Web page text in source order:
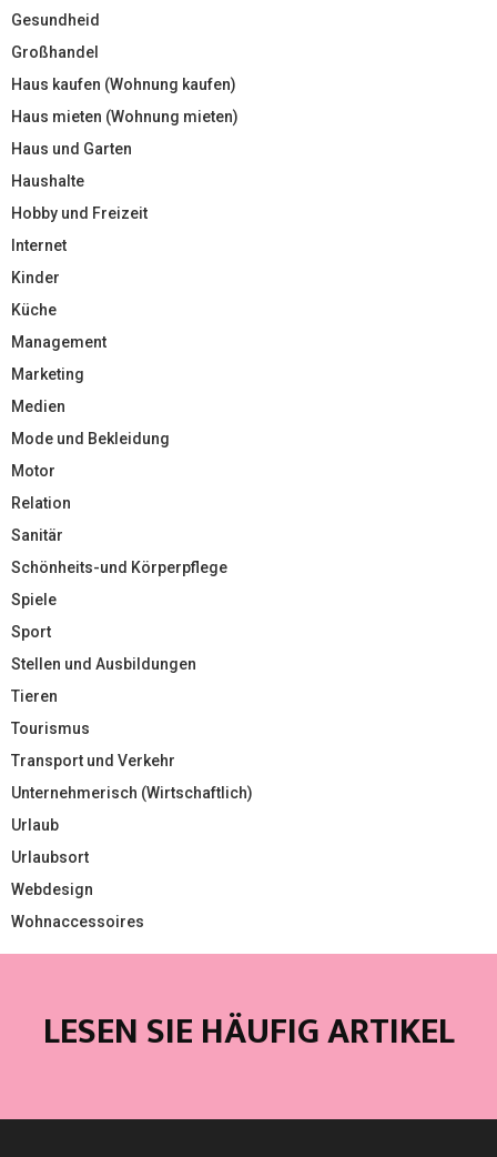
Gesundheid
Großhandel
Haus kaufen (Wohnung kaufen)
Haus mieten (Wohnung mieten)
Haus und Garten
Haushalte
Hobby und Freizeit
Internet
Kinder
Küche
Management
Marketing
Medien
Mode und Bekleidung
Motor
Relation
Sanitär
Schönheits-und Körperpflege
Spiele
Sport
Stellen und Ausbildungen
Tieren
Tourismus
Transport und Verkehr
Unternehmerisch (Wirtschaftlich)
Urlaub
Urlaubsort
Webdesign
Wohnaccessoires
LESEN SIE HÄUFIG ARTIKEL